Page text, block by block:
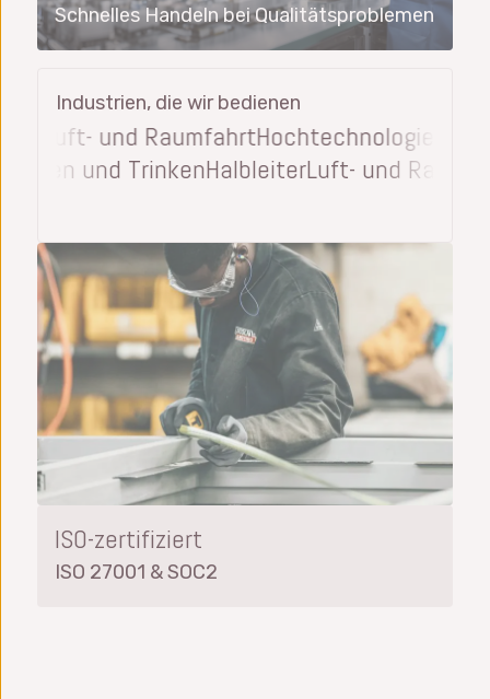
Schnelles Handeln bei Qualitätsproblemen
Industrien, die wir bedienen
Luft- und RaumfahrtHochtechnologie
Essen und TrinkenHalbleiterLuft- und
ISO-zertifiziert
ISO 27001 & SOC2